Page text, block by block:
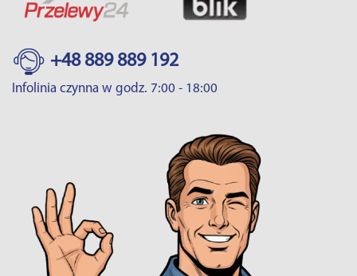
+48 889 889 192
Infolinia czynna w godz. 7:00 - 18:00